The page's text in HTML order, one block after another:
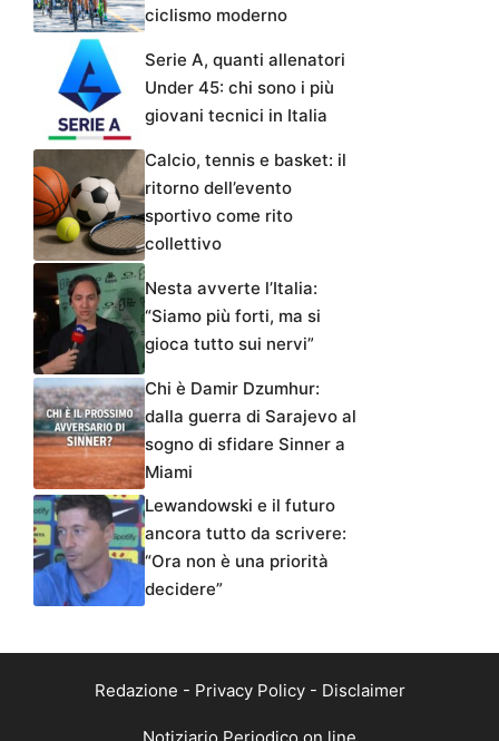
ciclismo moderno
Serie A, quanti allenatori
Under 45: chi sono i più
giovani tecnici in Italia
Calcio, tennis e basket: il
ritorno dell’evento
sportivo come rito
collettivo
Nesta avverte l’Italia:
“Siamo più forti, ma si
gioca tutto sui nervi”
Chi è Damir Dzumhur:
dalla guerra di Sarajevo al
sogno di sfidare Sinner a
Miami
Lewandowski e il futuro
ancora tutto da scrivere:
“Ora non è una priorità
decidere”
Redazione - Privacy Policy- Disclaimer